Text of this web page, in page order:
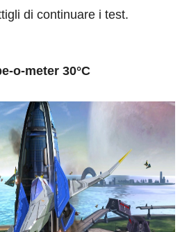
di continuare i test.
o-meter 30°C